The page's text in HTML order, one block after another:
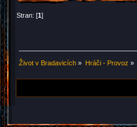
Stran: [1]
Život v Bradavicích » Hráči - Provoz »